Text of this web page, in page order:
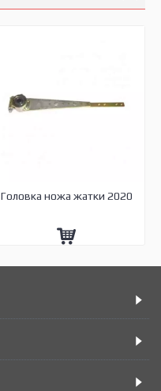
Головка ножа жатки 2020